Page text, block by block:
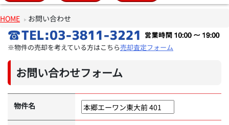
HOME お問い合わせ
※物件の売却を考えている方はこちら売却査定フォーム
お問い合わせフォーム
物件名